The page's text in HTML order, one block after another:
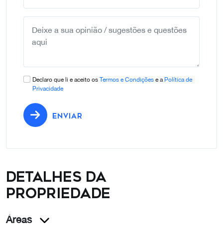
+351
Declaro que li e aceito os Termos e Condições e a Política de
Privacidade
ENVIAR
Detalhes da
propriedade
Áreas